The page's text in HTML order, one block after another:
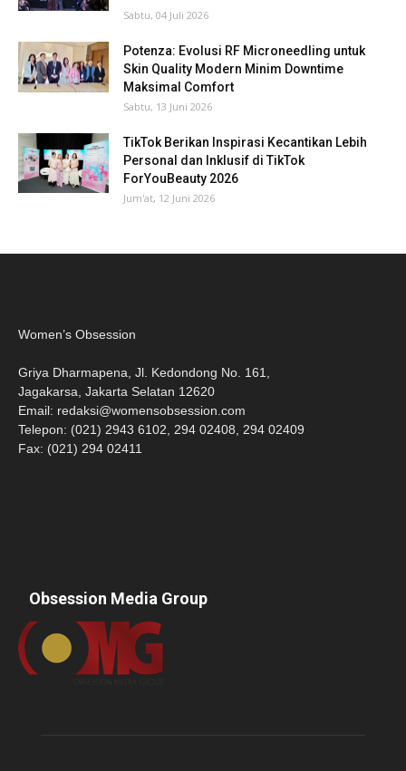
Sabtu, 04 Juli 2026
Potenza: Evolusi RF Microneedling untuk
Skin Quality Modern Minim Downtime
Maksimal Comfort
Sabtu, 13 Juni 2026
TikTok Berikan Inspirasi Kecantikan Lebih
Personal dan Inklusif di TikTok
ForYouBeauty 2026
Jum'at, 12 Juni 2026
Women’s Obsession
Griya Dharmapena, Jl. Kedondong No. 161,
Jagakarsa, Jakarta Selatan 12620
Email: redaksi@womensobsession.com
Telepon: (021) 2943 6102, 294 02408, 294 02409
Fax: (021) 294 02411
Obsession Media Group